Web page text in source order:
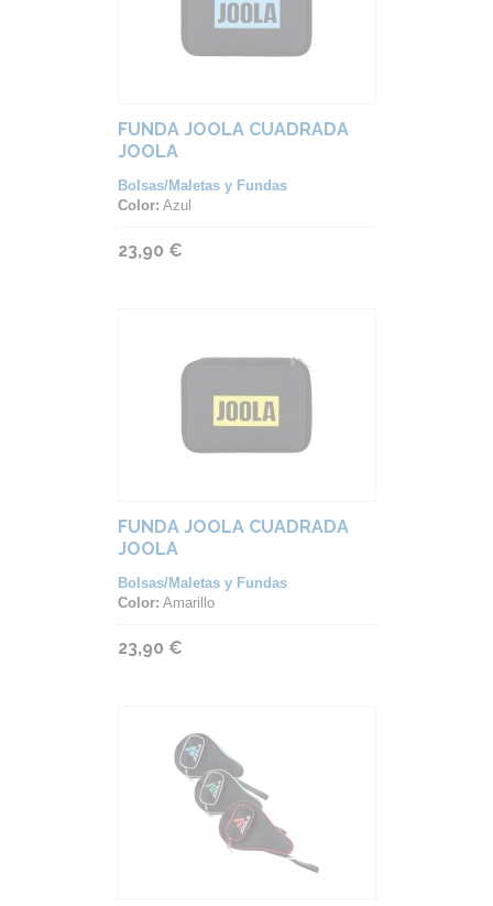
FUNDA JOOLA CUADRADA
JOOLA
Bolsas/Maletas y Fundas
Color: Azul
23,90 €
FUNDA JOOLA CUADRADA
JOOLA
Bolsas/Maletas y Fundas
Color: Amarillo
23,90 €